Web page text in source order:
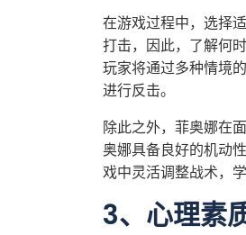
在游戏过程中，选择
打击，因此，了解何
玩家将通过多种情境
进行反击。
除此之外，菲奥娜在
奥娜具备良好的机动
戏中灵活调整战术，
3、心理素